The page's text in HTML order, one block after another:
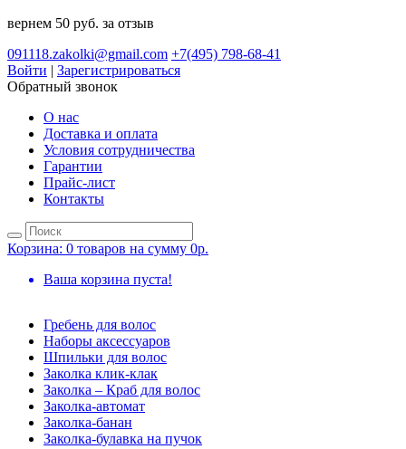
вернем 50 руб. за отзыв
091118.zakolki@gmail.com +7(495) 798-68-41
Войти | Зарегистрироваться
Обратный звонок
О нас
Доставка и оплата
Условия сотрудничества
Гарантии
Прайс-лист
Контакты
Корзина: 0 товаров на сумму 0р.
Ваша корзина пуста!
Гребень для волос
Наборы аксессуаров
Шпильки для волос
Заколка клик-клак
Заколка – Краб для волос
Заколка-автомат
Заколка-банан
Заколка-булавка на пучок